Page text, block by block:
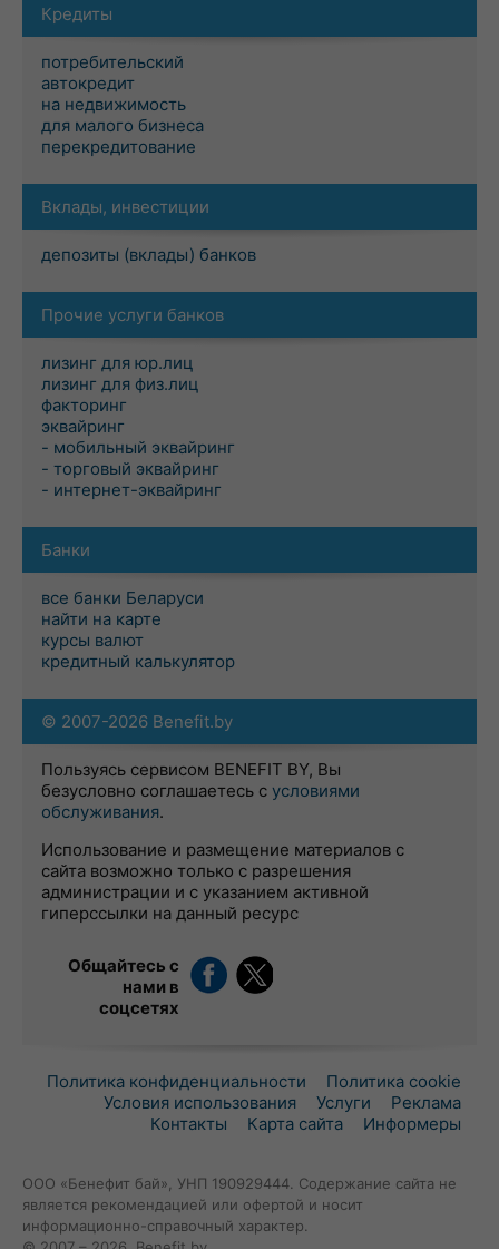
Кредиты
потребительский
автокредит
на недвижимость
для малого бизнеса
перекредитование
Вклады, инвестиции
депозиты (вклады) банков
Прочие услуги банков
лизинг для юр.лиц
лизинг для физ.лиц
факторинг
эквайринг
- мобильный эквайринг
- торговый эквайринг
- интернет-эквайринг
Банки
все банки Беларуси
найти на карте
курсы валют
кредитный калькулятор
© 2007-2026 Benefit.by
Пользуясь сервисом BENEFIT BY, Вы
безусловно соглашаетесь с условиями
обслуживания.
Использование и размещение материалов с
сайта возможно только с разрешения
администрации и с указанием активной
гиперссылки на данный ресурс
Общайтесь с
нами в
соцсетях
Политика конфиденциальности
Политика cookie
Условия использования
Услуги
Реклама
Контакты
Карта сайта Информеры
ООО «Бенефит бай», УНП 190929444. Содержание сайта не
является рекомендацией или офертой и носит
информационно-справочный характер.